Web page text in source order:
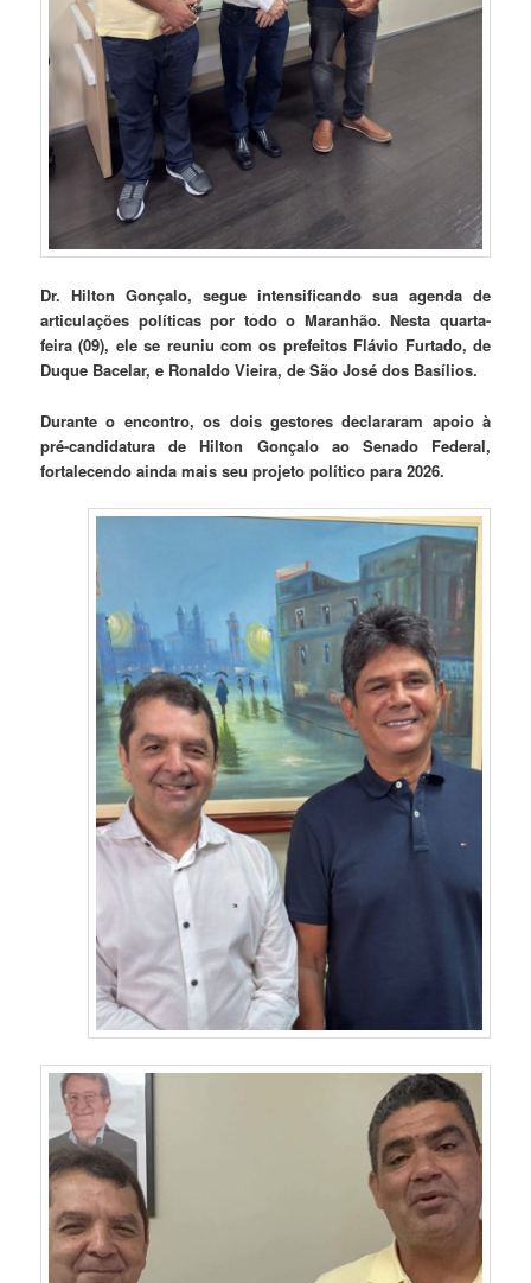
Dr. Hilton Gonçalo, segue intensificando sua agenda de
articulações políticas por todo o Maranhão. Nesta quarta-
feira (09), ele se reuniu com os prefeitos Flávio Furtado, de
Duque Bacelar, e Ronaldo Vieira, de São José dos Basílios.
Durante o encontro, os dois gestores declararam apoio à
pré-candidatura de Hilton Gonçalo ao Senado Federal,
fortalecendo ainda mais seu projeto político para 2026.